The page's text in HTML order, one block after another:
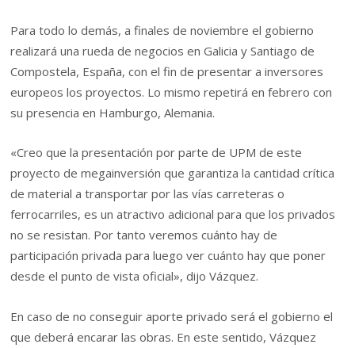
Para todo lo demás, a finales de noviembre el gobierno
realizará una rueda de negocios en Galicia y Santiago de
Compostela, España, con el fin de presentar a inversores
europeos los proyectos. Lo mismo repetirá en febrero con
su presencia en Hamburgo, Alemania.
«Creo que la presentación por parte de UPM de este
proyecto de megainversión que garantiza la cantidad crítica
de material a transportar por las vías carreteras o
ferrocarriles, es un atractivo adicional para que los privados
no se resistan. Por tanto veremos cuánto hay de
participación privada para luego ver cuánto hay que poner
desde el punto de vista oficial», dijo Vázquez.
En caso de no conseguir aporte privado será el gobierno el
que deberá encarar las obras. En este sentido, Vázquez